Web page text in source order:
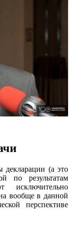
(а это
по результатам
исключительно
вообще в данной
перспективе